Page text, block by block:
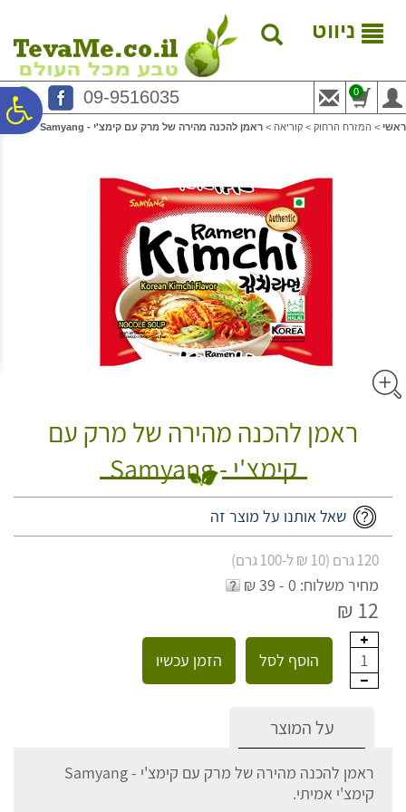
נגישות
המרכזי
ניווט
09-9516035 0
ראשי > המזרח הרחוק > קוריאה > ראמן להכנה מהירה של מרק עם קימצ'י - Samyang
ראמן להכנה מהירה של מרק עם
קימצ'י - Samyang
שאל אותנו על מוצר זה
120 גרם (10 ₪ ל-100 גרם)
מחיר משלוח: 0 - 39 ₪
12 ₪
1 הוסף לסל הזמן עכשיו
על המוצר
ראמן להכנה מהירה של מרק עם קימצ'י - Samyang
קימצ'י אמיתי.